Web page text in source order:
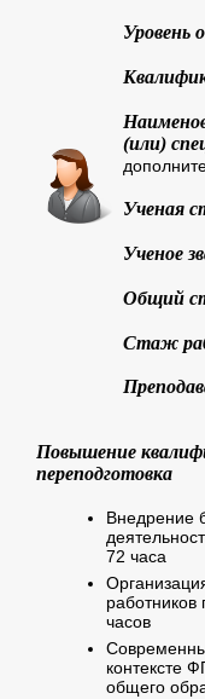
Уровень
(или)
Ученая
Ученое
Общий
Стаж
Повышение
переподготовка
Внедрение
72 часа
работников
часов
контексте
общего